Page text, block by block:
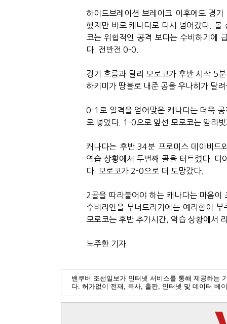
하이드브레이션 브레이크 이후에도 경
했지만 바로 캐나다로 다시 넘어갔다. 볼
코는 위협적인 공격 보다는 수비하기에
다. 전반전 0-0.
경기 흐름과 달리 모로코가 후반 시작 5
하키미가 땅볼로 내준 공을 우나히가 달
0-1로 일격을 얻어맞은 캐나다는 더욱
로 넣었다. 1-0으로 앞선 모로코는 암라
캐나다는 후반 34분 프로미스 데이비드
역습 상황에서 두번째 골을 터트렸다. 디
다. 모로코가 2-0으로 더 도망갔다.
2골을 따라붙어야 하는 캐나다는 마음이
수비라인을 무너트리기에는 예리함이
모로코는 후반 추가시간, 역습 상황에서
노주환 기자
밴쿠버 조선일보가 인터넷 서비스를 통해 제공하는
다. 허가없이 전재, 복사, 출판, 인터넷 및 데이터 베